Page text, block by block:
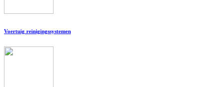
Voertuig reinigingssystemen